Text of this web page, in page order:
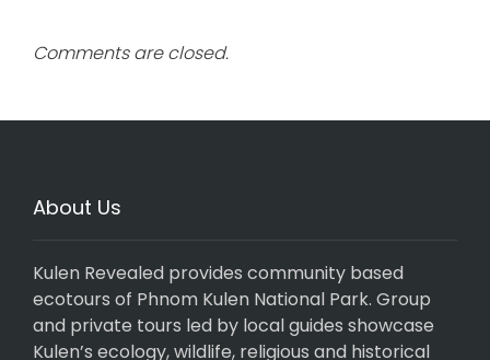
Comments are closed.
About Us
Kulen Revealed provides community based
ecotours of Phnom Kulen National Park. Group
and private tours led by local guides showcase
Kulen’s ecology, wildlife, religious and historical